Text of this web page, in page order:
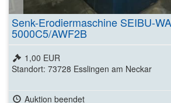
Senk-Erodiermaschine SEIBU-
5000C5/AWF2B
1,00 EUR
Standort: 73728 Esslingen am Neckar
Auktion beendet